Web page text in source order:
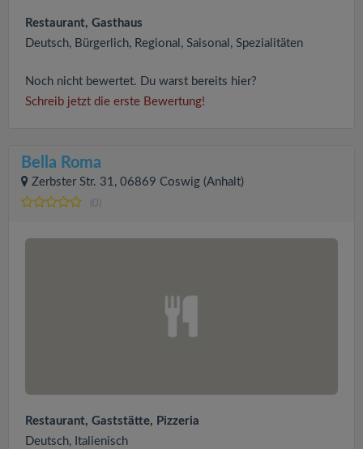
Restaurant, Gasthaus
Deutsch, Bürgerlich, Regional, Saisonal, Spezialitäten
Noch nicht bewertet. Du warst bereits hier?
Schreib jetzt die erste Bewertung!
Bella Roma
Zerbster Str. 31, 06869 Coswig (Anhalt)
(0)
Restaurant, Gaststätte, Pizzeria
Deutsch, Italienisch